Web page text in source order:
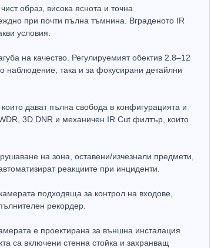
(1.08лв.)
образ, висока яснота и точна
при почти пълна тъмнина. Вграденото IR
условия.
на качество. Регулируемият обектив 2.8–12
наблюдение, така и за фокусирани детайлни
дават пълна свобода в конфигурацията и
3D DNR и механичен IR Cut филтър, които
на зона, оставени/изчезнали предмети,
реакциите при инциденти.
подходяща за контрол на входове,
рекордер.
е проектирана за външна инсталация
са включени стенна стойка и захранващ